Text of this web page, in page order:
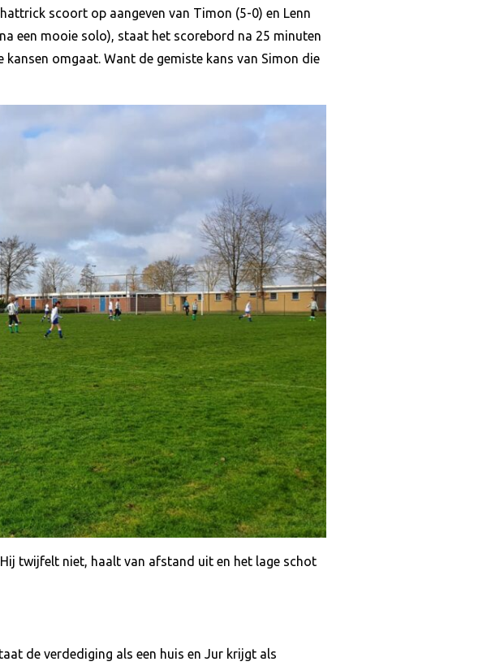
scoort op aangeven van Timon (5-0) en Lenn
een mooie solo), staat het scorebord na 25 minuten
omgaat. Want de gemiste kans van Simon die
twijfelt niet, haalt van afstand uit en het lage schot
de verdediging als een huis en Jur krijgt als